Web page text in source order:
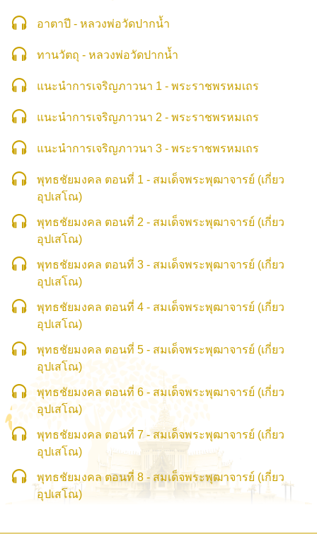
อาตาปี - หลวงพ่อวัดปากน้ำ
ทานวัตถุ - หลวงพ่อวัดปากน้ำ
แนะนำการเจริญภาวนา 1 - พระราชพรหมเถร
แนะนำการเจริญภาวนา 2 - พระราชพรหมเถร
แนะนำการเจริญภาวนา 3 - พระราชพรหมเถร
พุทธชัยมงคล ตอนที่ 1 - สมเด็จพระพุฒาจารย์ (เกี่ยว
อุปเสโณ)
พุทธชัยมงคล ตอนที่ 2 - สมเด็จพระพุฒาจารย์ (เกี่ยว
อุปเสโณ)
พุทธชัยมงคล ตอนที่ 3 - สมเด็จพระพุฒาจารย์ (เกี่ยว
อุปเสโณ)
พุทธชัยมงคล ตอนที่ 4 - สมเด็จพระพุฒาจารย์ (เกี่ยว
อุปเสโณ)
พุทธชัยมงคล ตอนที่ 5 - สมเด็จพระพุฒาจารย์ (เกี่ยว
อุปเสโณ)
พุทธชัยมงคล ตอนที่ 6 - สมเด็จพระพุฒาจารย์ (เกี่ยว
อุปเสโณ)
พุทธชัยมงคล ตอนที่ 7 - สมเด็จพระพุฒาจารย์ (เกี่ยว
อุปเสโณ)
พุทธชัยมงคล ตอนที่ 8 - สมเด็จพระพุฒาจารย์ (เกี่ยว
อุปเสโณ)